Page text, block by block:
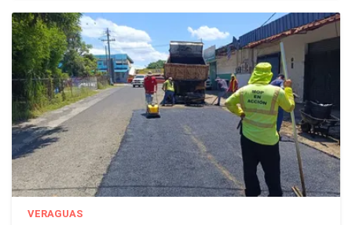
VERAGUAS